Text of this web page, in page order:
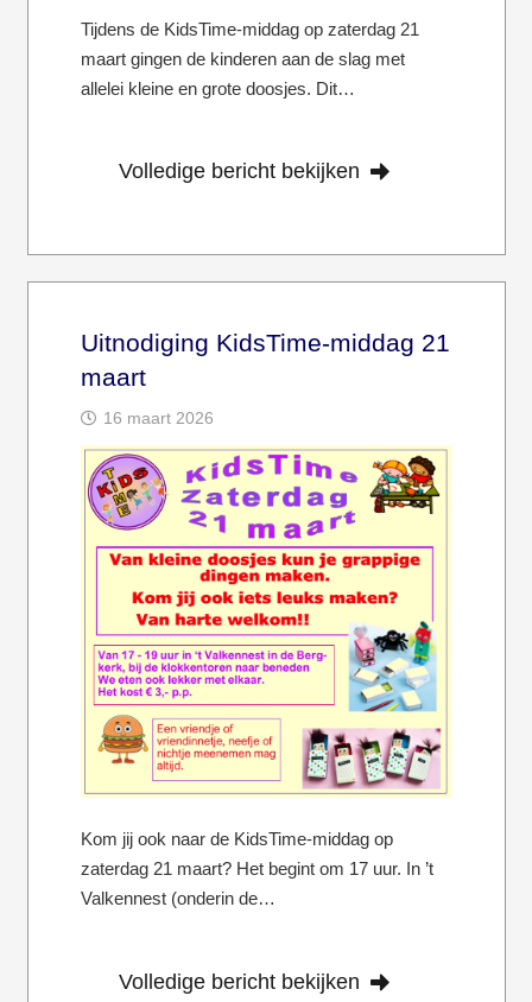
Tijdens de KidsTime-middag op zaterdag 21
maart gingen de kinderen aan de slag met
allelei kleine en grote doosjes. Dit…
Volledige bericht bekijken
Uitnodiging KidsTime-middag 21
maart
16 maart 2026
Kom jij ook naar de KidsTime-middag op
zaterdag 21 maart? Het begint om 17 uur. In ’t
Valkennest (onderin de…
Volledige bericht bekijken